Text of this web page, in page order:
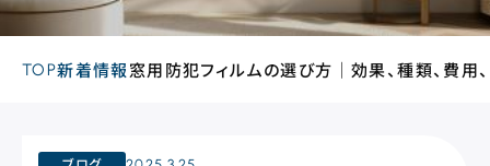
TOP新着情報 窓用防犯フィルムの選び方｜効果、種類、費用